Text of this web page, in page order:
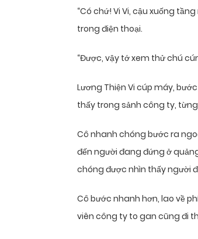
“Có chứ! Vi Vi, cậu xuống
trong điện thoại.
“Được, vậy tớ xem thử chú
Lương Thiện Vi cúp máy,
thấy trong sảnh công ty,
Cô nhanh chóng bước ra
đến người đang đứng ở
chóng được nhìn thấy người
Cô bước nhanh hơn, lao về
viên công ty to gan cũng đi